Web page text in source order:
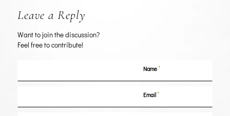
Leave a Reply
Want to join the discussion?
Feel free to contribute!
Name*
Email*